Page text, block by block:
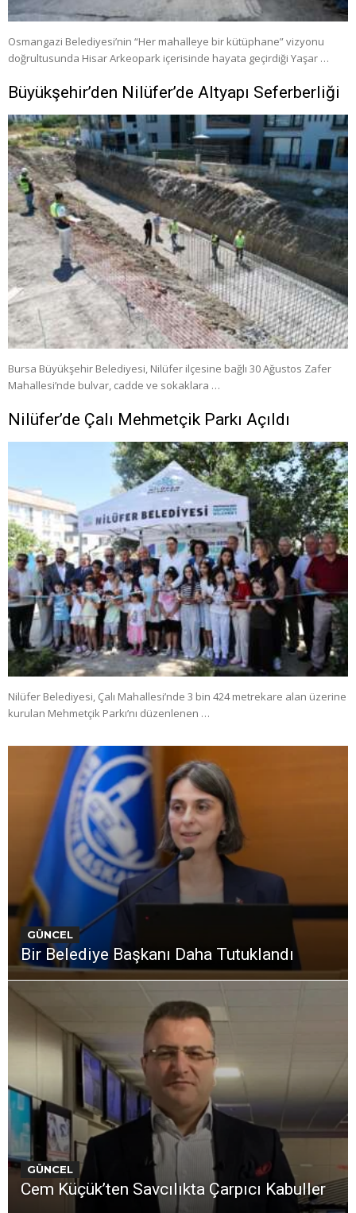
Osmangazi Belediyesi’nin “Her mahalleye bir kütüphane” vizyonu
doğrultusunda Hisar Arkeopark içerisinde hayata geçirdiği Yaşar …
Büyükşehir’den Nilüfer’de Altyapı Seferberliği
Bursa Büyükşehir Belediyesi, Nilüfer ilçesine bağlı 30 Ağustos Zafer
Mahallesi’nde bulvar, cadde ve sokaklara …
Nilüfer’de Çalı Mehmetçik Parkı Açıldı
Nilüfer Belediyesi, Çalı Mahallesi’nde 3 bin 424 metrekare alan üzerine
kurulan Mehmetçik Parkı’nı düzenlenen …
GÜNCEL
Bir Belediye Başkanı Daha Tutuklandı
GÜNCEL
Cem Küçük’ten Savcılıkta Çarpıcı Kabuller